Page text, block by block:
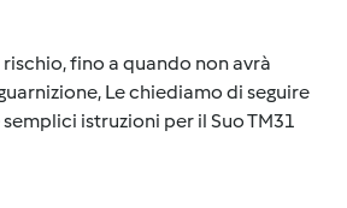
fino a quando non avrà
Le chiediamo di seguire
istruzioni per il Suo TM31